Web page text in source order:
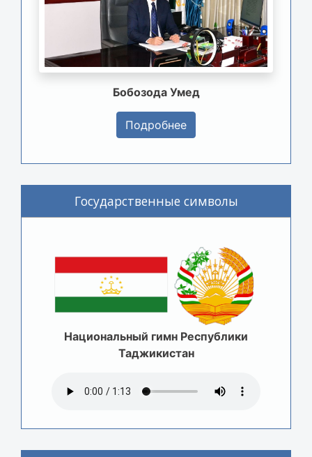
Бобозода Умед
Подробнее
Государственные символы
Национальный гимн Республики
Таджикистан